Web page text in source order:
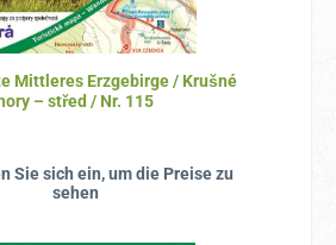
Mittleres Erzgebirge / Krušné
hory – střed / Nr. 115
Sie sich ein, um die Preise zu
sehen